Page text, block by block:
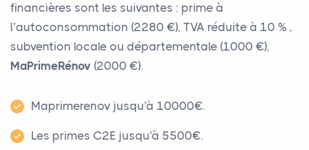
financières sont les suivantes : prime à
l’autoconsommation (2280 €), TVA réduite à 10 % ,
subvention locale ou départementale (1000 €),
MaPrimeRénov (2000 €).
Maprimerenov jusqu'à 10000€.
Les primes C2E jusqu'à 5500€.